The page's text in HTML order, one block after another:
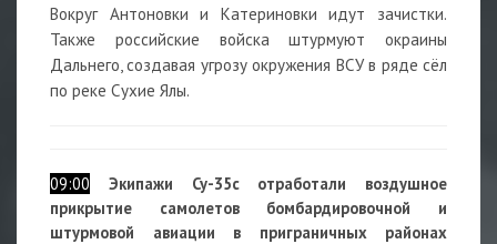
Вокруг Антоновки и Катериновки идут зачистки.
Также российские войска штурмуют окраины
Дальнего, создавая угрозу окружения ВСУ в ряде сёл
по реке Сухие Ялы.
09:00
Экипажи Су-35с отработали воздушное
прикрытие самолетов бомбардировочной и
штурмовой авиации в приграничных районах